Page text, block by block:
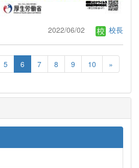
2022/06/02 校長
5 6 7 8 9 10 »